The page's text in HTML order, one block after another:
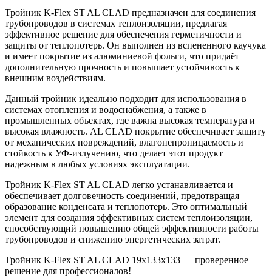
Тройник K-Flex ST AL CLAD предназначен для соединения
трубопроводов в системах теплоизоляции, предлагая
эффективное решение для обеспечения герметичности и
защиты от теплопотерь. Он выполнен из вспененного каучука
и имеет покрытие из алюминиевой фольги, что придаёт
дополнительную прочность и повышает устойчивость к
внешним воздействиям.
Данный тройник идеально подходит для использования в
системах отопления и водоснабжения, а также в
промышленных объектах, где важна высокая температура и
высокая влажность. AL CLAD покрытие обеспечивает защиту
от механических повреждений, влагонепроницаемость и
стойкость к УФ-излучению, что делает этот продукт
надежным в любых условиях эксплуатации.
Тройник K-Flex ST AL CLAD легко устанавливается и
обеспечивает долговечность соединений, предотвращая
образование конденсата и теплопотерь. Это оптимальный
элемент для создания эффективных систем теплоизоляции,
способствующий повышению общей эффективности работы
трубопроводов и снижению энергетических затрат.
Тройник K-Flex ST AL CLAD 19x133x133 — проверенное
решение для профессионалов!